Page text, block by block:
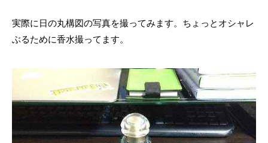
実際に日の丸構図の写真を撮ってみます。ちょっとオシャレ
ぶるために香水撮ってます。